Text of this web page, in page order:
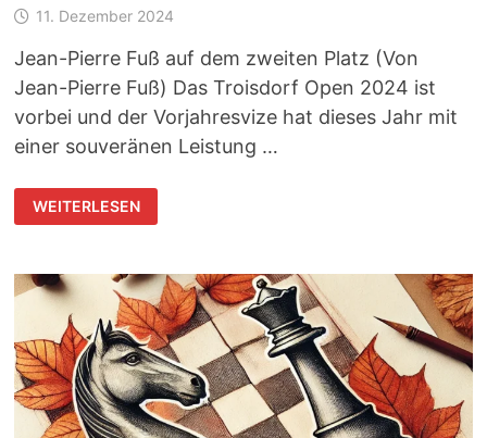
11. Dezember 2024
Jean-Pierre Fuß auf dem zweiten Platz (Von
Jean-Pierre Fuß) Das Troisdorf Open 2024 ist
vorbei und der Vorjahresvize hat dieses Jahr mit
einer souveränen Leistung …
ANDREAS
SCHWARZ
GEWINNT
WEITERLESEN